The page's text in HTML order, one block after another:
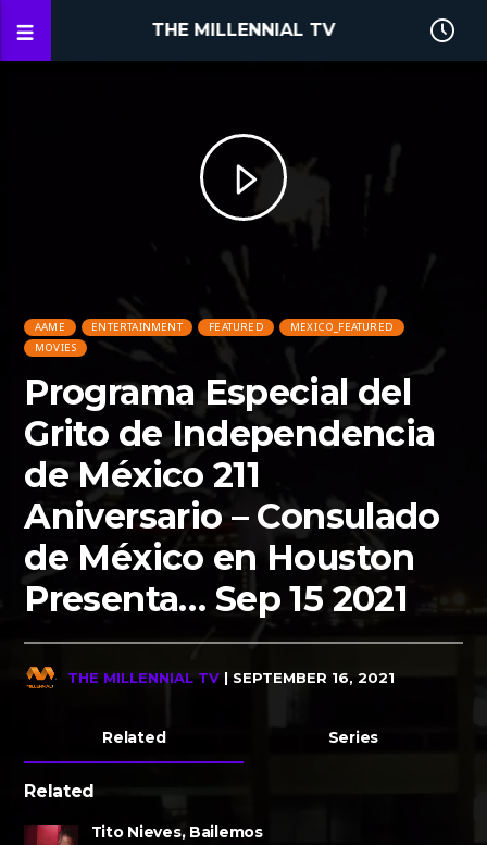
THE MILLENNIAL TV
AAME ENTERTAINMENT FEATURED
MEXICO_FEATURED
MOVIES
Programa Especial del
Grito de Independencia
de México 211
Aniversario – Consulado
de México en Houston
Presenta… Sep 15 2021
THE MILLENNIAL TV | SEPTEMBER 16, 2021
Related Series
Related
Tito Nieves, Bailemos